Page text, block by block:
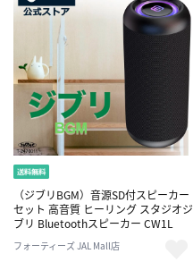
（ジブリBGM）音源SD付スピーカー
セット 高音質 ヒーリング スタジオジ
ブリ Bluetoothスピーカー CW1L
フォーティーズ JAL Mall店